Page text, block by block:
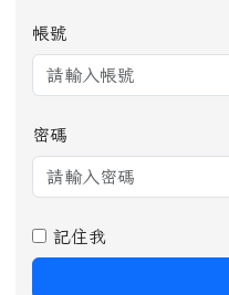
帳號
密碼
記住我